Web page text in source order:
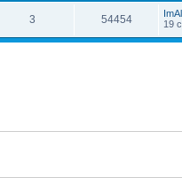
3 54454
19